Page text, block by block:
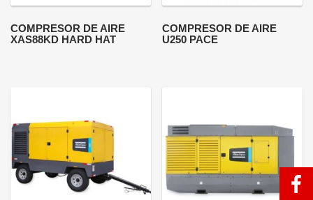
COMPRESOR DE AIRE
XAS88KD HARD HAT
COMPRESOR DE AIRE
U250 PACE